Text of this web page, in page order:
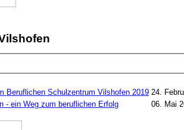
Beruflichen Schulzentrum Vilshofen 2019 24.
- ein Weg zum beruflichen Erfolg
06. Mai